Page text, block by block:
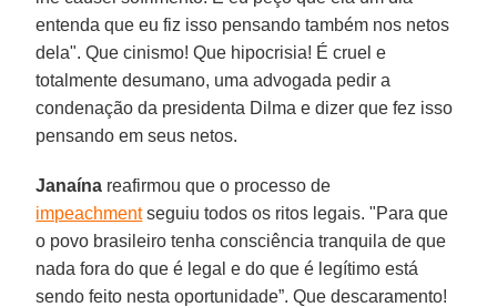
entenda que eu fiz isso pensando também nos netos
dela". Que cinismo! Que hipocrisia! É cruel e
totalmente desumano, uma advogada pedir a
condenação da presidenta Dilma e dizer que fez isso
pensando em seus netos.
Janaína reafirmou que o processo de
impeachmentseguiu todos os ritos legais. "Para que
o povo brasileiro tenha consciência tranquila de que
nada fora do que é legal e do que é legítimo está
sendo feito nesta oportunidade”. Que descaramento!